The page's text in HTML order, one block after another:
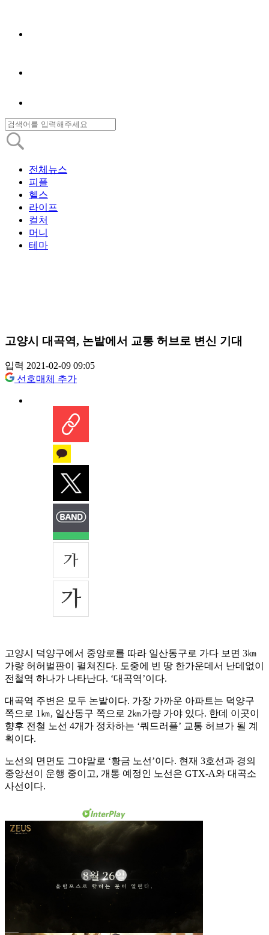
전체뉴스
피플
헬스
라이프
컬처
머니
테마
고양시 대곡역, 논밭에서 교통 허브로 변신 기대
입력 2021-02-09 09:05
선호매체 추가
고양시 덕양구에서 중앙로를 따라 일산동구로 가다 보면 3㎞
가량 허허벌판이 펼쳐진다. 도중에 빈 땅 한가운데서 난데없이
전철역 하나가 나타난다. ‘대곡역’이다.
대곡역 주변은 모두 논밭이다. 가장 가까운 아파트는 덕양구
쪽으로 1㎞, 일산동구 쪽으로 2㎞가량 가야 있다. 한데 이곳이
향후 전철 노선 4개가 정차하는 ‘쿼드러플’ 교통 허브가 될 계
획이다.
노선의 면면도 그야말로 ‘황금 노선’이다. 현재 3호선과 경의
중앙선이 운행 중이고, 개통 예정인 노선은 GTX-A와 대곡소
사선이다.